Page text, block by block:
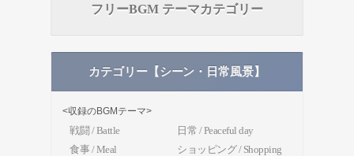
フリーBGM テーマカテゴリー
カテゴリー【シーン・日常風景】
<収録のBGMテーマ>
戦闘 / Battle
日常 / Peaceful day
食事 / Meal
ショッピング / Shopping